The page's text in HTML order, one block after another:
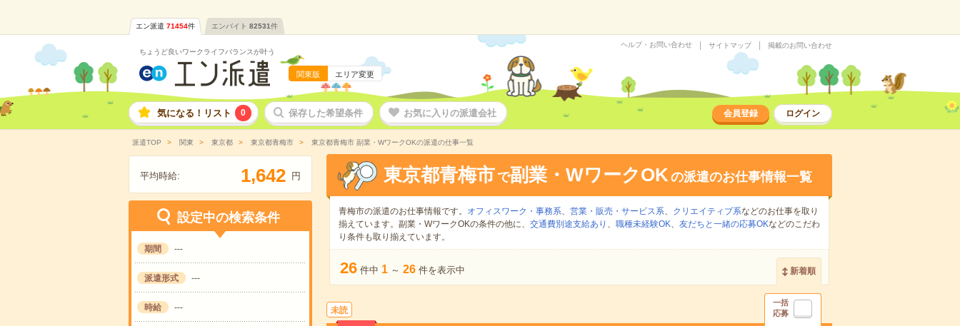
エン派遣 71454件 エンバイト 82531件
ちょうど良いワークライフバランスが叶う
関東版 エリア変更
ヘルプ・お問い合わせ サイトマップ 掲載のお問い合わせ
気になる！リスト 0 保存した希望条件 お気に入りの派遣会社 会員登録 ログイン
派遣TOP 関東 東京都 東京都青梅市 東京都青梅市 副業・WワークOKの派遣の仕事一覧
平均時給: 1,642 円
設定中の検索条件
期間 ---
派遣形式 ---
時給 ---
東京都青梅市 で副業・WワークOKの派遣のお仕事情報一覧
青梅市の派遣のお仕事情報です。 オフィスワーク・事務系、 営業・販売・サービス系、 クリエイティブ系などのお仕事を取り
揃えています。副業・WワークOKの条件の他に、 交通費別途支給あり 、 職種未経験OK、 友だちと一緒の応募OKなどのこだわ
り条件も取り揃えています。
26 件中 1 ～ 26 件を表示中 新着順
未読
一括
応募